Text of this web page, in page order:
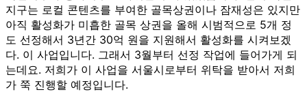
지구는 로컬 콘텐츠를 부여한 골목상권이나 잠재성은 있지만
아직 활성화가 미흡한 골목 상권을 올해 시범적으로 5개 정
도 선정해서 3년간 30억 원을 지원해서 활성화를 시켜보겠
다. 이 사업입니다. 그래서 3월부터 선정 작업에 들어가게 되
는데요. 저희가 이 사업을 서울시로부터 위탁을 받아서 저희
가 쭉 진행할 예정입니다.